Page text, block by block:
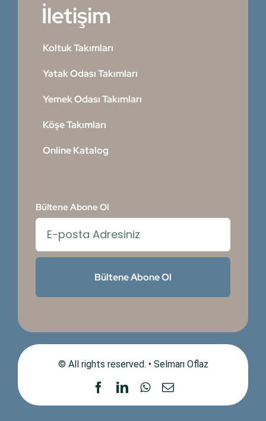
İletişim
Koltuk Takımları
Yatak Odası Takımları
Yemek Odası Takımları
Köşe Takımları
Online Katalog
Bültene Abone Ol
Bültene Abone Ol
© All rights reserved. • Selman Oflaz